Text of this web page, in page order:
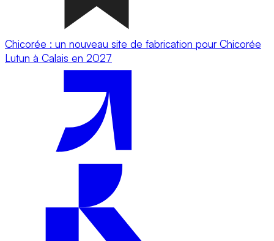
Chicorée : un nouveau site de fabrication pour Chicorée
Lutun à Calais en 2027